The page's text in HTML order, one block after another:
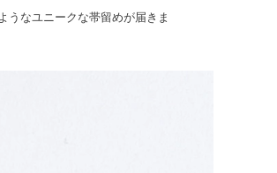
うなユニークな帯留めが届きま